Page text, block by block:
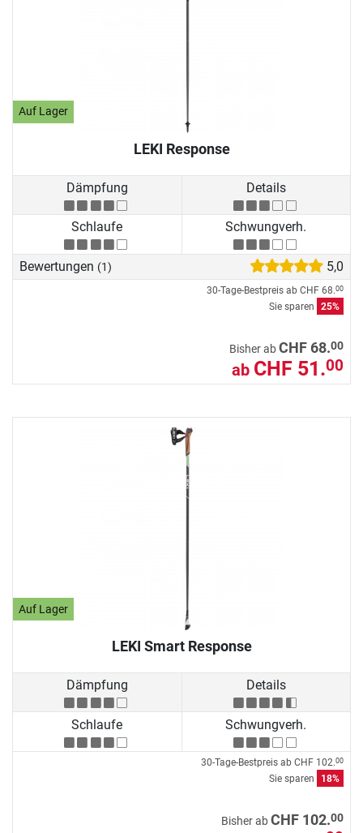
Auf Lager
LEKI Response
Dämpfung Details
Schlaufe Schwungverh.
Bewertungen (1) 5,0
30-Tage-Bestpreis ab CHF 68.00
Sie sparen 25%
Bisher abCHF 68.00
ab CHF 51.00
Auf Lager
LEKI Smart Response
Dämpfung Details
Schlaufe Schwungverh.
30-Tage-Bestpreis ab CHF 102.00
Sie sparen 18%
Bisher abCHF 102.00